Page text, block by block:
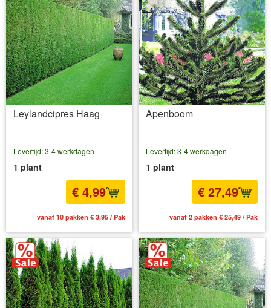
Leylandcipres Haag
Levertijd: 3-4 werkdagen
1 plant
€ 4,99
vanaf 10 pakken € 3,95 / Pak
Apenboom
Levertijd: 3-4 werkdagen
1 plant
€ 27,49
vanaf 2 pakken € 25,49 / Pak